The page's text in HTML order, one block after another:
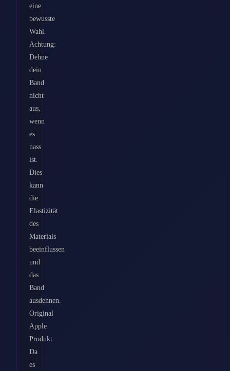
eine
bewusste
Wahl.
Achtung:
Dehne
dein
Band
nicht
aus,
wenn
es
nass
ist.
Dies
kann
die
Elastizität
des
Materials
beeinflussen
und
das
Band
ausdehnen.
Original
Apple
Produkt
Da
es